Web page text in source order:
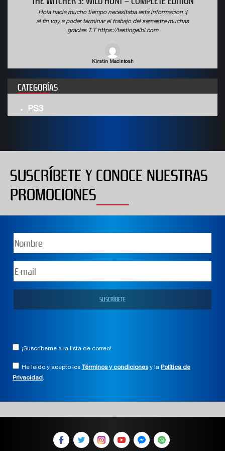
Hola hacia mucho tiempo necesitaba esta informacion :(
al fin voy a poder terminar el trabajo del semestre muchas
gracias T.T https://testingelbl.com
Kirstin Macintosh
CATEGORÍAS
PS3
SUSCRÍBETE Y CONOCE NUESTRAS
PROMOCIONES
¡Suscríbeme a la lista de correo!
He leído y acepto los Términos y condicionesy la Política de
Privacidad.